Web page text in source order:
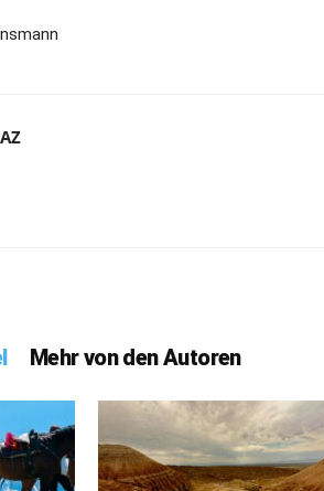
Mehr von den Autoren